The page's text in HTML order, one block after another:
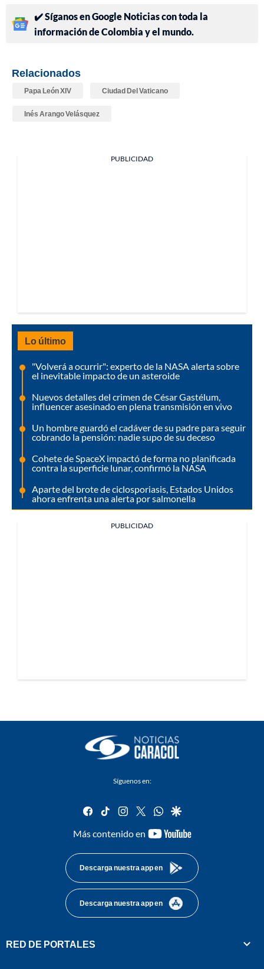
✔️ Síganos en Google Noticias con toda la
información de Colombia y el mundo.
Relacionados
Papa León XIV Ciudad Del Vaticano
Inés Arango Velásquez
PUBLICIDAD
Lo último
"Volverá a ocurrir": experto de la NASA alerta sobre
el inevitable impacto de un asteroide
Nuevos detalles del crimen de César Gastélum,
influencer asesinado en plena transmisión en vivo
Un hombre guardó el cadáver de su padre para seguir
cobrando la pensión: nadie supo de su deceso
Cohete de SpaceX impactó de forma no planificada
contra la superficie lunar, confirmó la NASA
Aparte del brote de ciclosporiasis, Estados Unidos
ahora enfrenta una alerta por salmonella
PUBLICIDAD
Síguenos en:
facebook
tiktok instagram
twitterwhatsapp
google
Más contenido en
youtube-
Descarga nuestra app en
Descarga nuestra app en
RED DE PORTALES